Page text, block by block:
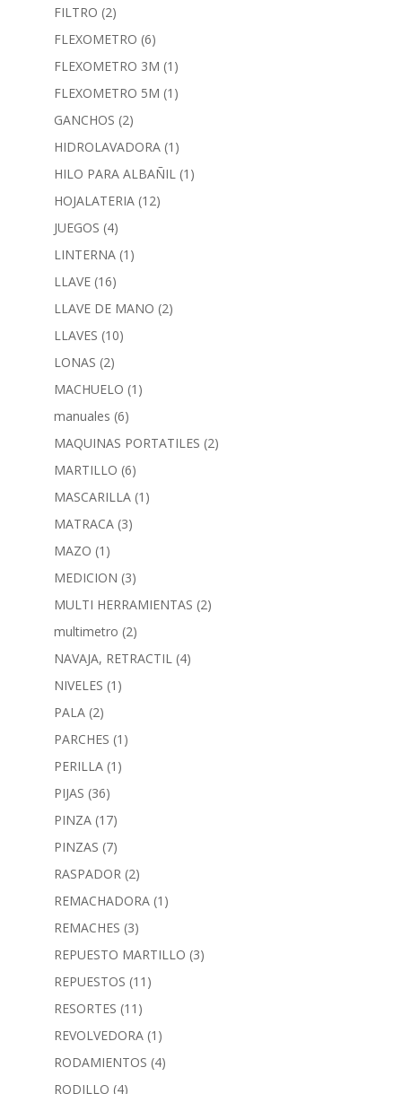
FILTRO (2)
FLEXOMETRO (6)
FLEXOMETRO 3M (1)
FLEXOMETRO 5M (1)
GANCHOS (2)
HIDROLAVADORA (1)
HILO PARA ALBAÑIL (1)
HOJALATERIA (12)
JUEGOS (4)
LINTERNA (1)
LLAVE (16)
LLAVE DE MANO (2)
LLAVES (10)
LONAS (2)
MACHUELO (1)
manuales (6)
MAQUINAS PORTATILES (2)
MARTILLO (6)
MASCARILLA (1)
MATRACA (3)
MAZO (1)
MEDICION (3)
MULTI HERRAMIENTAS (2)
multimetro (2)
NAVAJA, RETRACTIL (4)
NIVELES (1)
PALA (2)
PARCHES (1)
PERILLA (1)
PIJAS (36)
PINZA (17)
PINZAS (7)
RASPADOR (2)
REMACHADORA (1)
REMACHES (3)
REPUESTO MARTILLO (3)
REPUESTOS (11)
RESORTES (11)
REVOLVEDORA (1)
RODAMIENTOS (4)
RODILLO (4)